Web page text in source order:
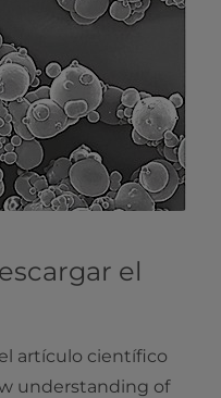
el
artículo científico
understanding of